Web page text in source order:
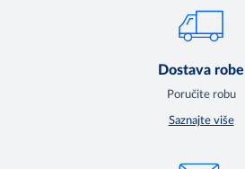
Dostava robe
Poručite robu
Saznajte više